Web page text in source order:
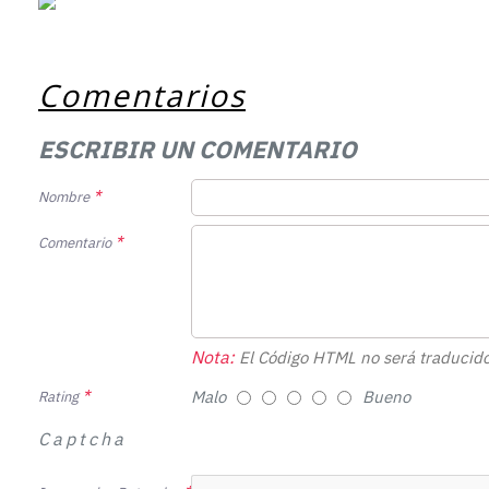
Comentarios
ESCRIBIR UN COMENTARIO
Nombre
Comentario
Nota:El Código HTML no será
Rating Malo Bueno
Captcha